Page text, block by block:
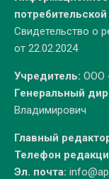
Свидетельство о
от 22.02.2024
Учредитель: ООО
Генеральный
Владимирович
Главный
Телефон
Эл. почта: